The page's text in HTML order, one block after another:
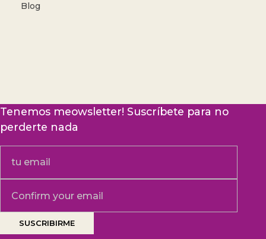
Blog
Tenemos meowsletter! Suscríbete para no
perderte nada